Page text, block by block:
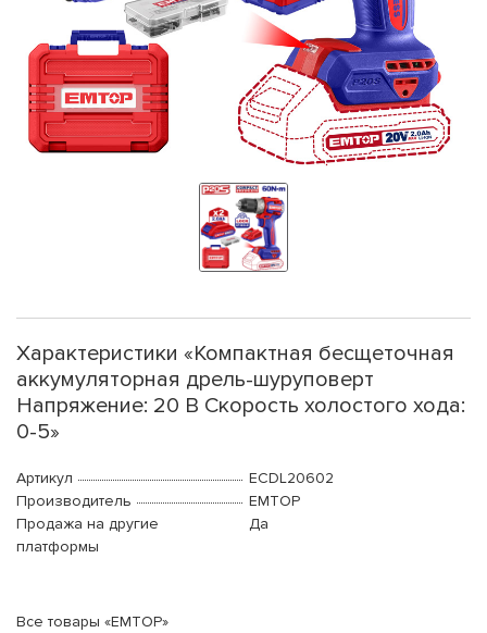
Характеристики «Компактная бесщеточная
аккумуляторная дрель-шуруповерт
Напряжение: 20 В Скорость холостого хода:
0-5»
Артикул
ECDL20602
Производитель
EMTOP
Продажа на другие
платформы
Да
Все товары «EMTOP»